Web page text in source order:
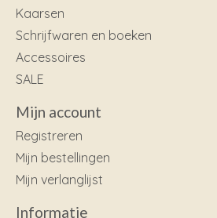
Kaarsen
Schrijfwaren en boeken
Accessoires
SALE
Mijn account
Registreren
Mijn bestellingen
Mijn verlanglijst
Informatie